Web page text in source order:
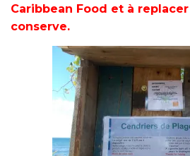
Caribbean Food et à
conserve.